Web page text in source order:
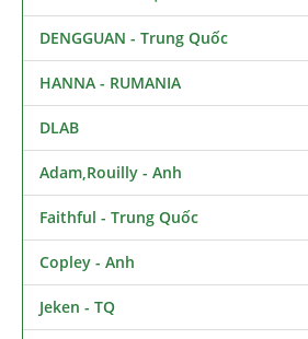
DENGGUAN - Trung Quốc
HANNA - RUMANIA
DLAB
Adam,Rouilly - Anh
Faithful - Trung Quốc
Copley - Anh
Jeken - TQ